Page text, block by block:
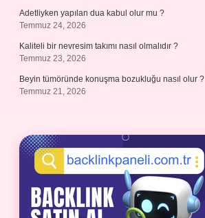
Adetliyken yapılan dua kabul olur mu ?
Temmuz 24, 2026
Kaliteli bir nevresim takımı nasıl olmalıdır ?
Temmuz 23, 2026
Beyin tümöründe konuşma bozukluğu nasıl olur ?
Temmuz 21, 2026